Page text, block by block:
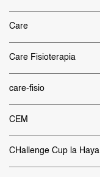
Care
Care Fisioterapia
care-fisio
CEM
CHallenge Cup la Haya